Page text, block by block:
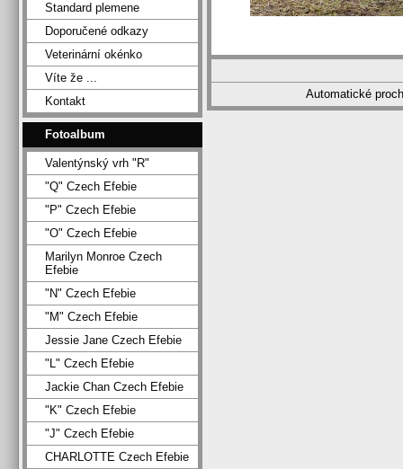
Automatické
Standard plemene
Doporučené odkazy
Veterinární okénko
Víte že ...
Kontakt
Fotoalbum
Valentýnský vrh "R"
"Q" Czech Efebie
"P" Czech Efebie
"O" Czech Efebie
Marilyn Monroe Czech
Efebie
"N" Czech Efebie
"M" Czech Efebie
Jessie Jane Czech Efebie
"L" Czech Efebie
Jackie Chan Czech Efebie
"K" Czech Efebie
"J" Czech Efebie
CHARLOTTE Czech Efebie